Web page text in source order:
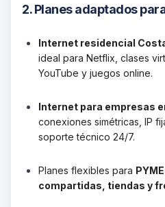
2. Planes adaptados
Internet residencial
ideal para Netflix, clases
YouTube y juegos online.
Internet para empresas
conexiones simétricas, IP
soporte técnico 24/7.
Planes flexibles para
compartidas, tiendas y